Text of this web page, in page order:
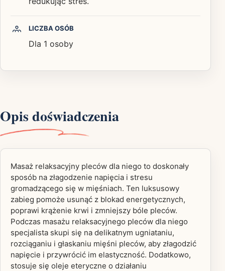
LICZBA OSÓB
Dla 1 osoby
Opis doświadczenia
Masaż relaksacyjny pleców dla niego to doskonały
sposób na złagodzenie napięcia i stresu
gromadzącego się w mięśniach. Ten luksusowy
zabieg pomoże usunąć z blokad energetycznych,
poprawi krążenie krwi i zmniejszy bóle pleców.
Podczas masażu relaksacyjnego pleców dla niego
specjalista skupi się na delikatnym ugniataniu,
rozciąganiu i głaskaniu mięśni pleców, aby złagodzić
napięcie i przywrócić im elastyczność. Dodatkowo,
stosuje się oleje eteryczne o działaniu